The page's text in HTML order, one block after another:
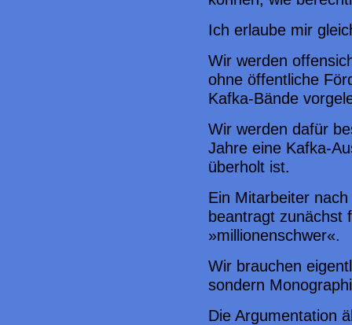
Ich erlaube mir
Wir werden
ohne öffentliche
Kafka-Bände
Wir werden dafür
Jahre eine Kafka-
überholt ist.
Ein Mitarbeiter
beantragt zunächst
»millionenschwer«.
Wir brauchen
sondern
Die Argumentation